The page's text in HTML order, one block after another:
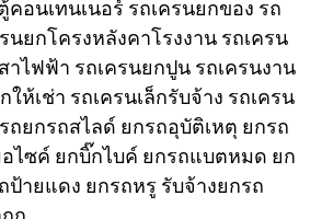
อนเทนเนอร์ รถเครนยกของ รถ
นยกโครงหลังคาโรงงาน รถเครน
าไฟฟ้า รถเครนยกปูน รถเครนงาน
ให้เช่า รถเครนเล็กรับจ้าง รถเครน
ถยกรถสไลด์ ยกรถอุบัติเหตุ ยกรถ
ไซค์ ยกบิ๊กไบค์ ยกรถแบตหมด ยก
ป้ายแดง ยกรถหรู รับจ้างยกรถ